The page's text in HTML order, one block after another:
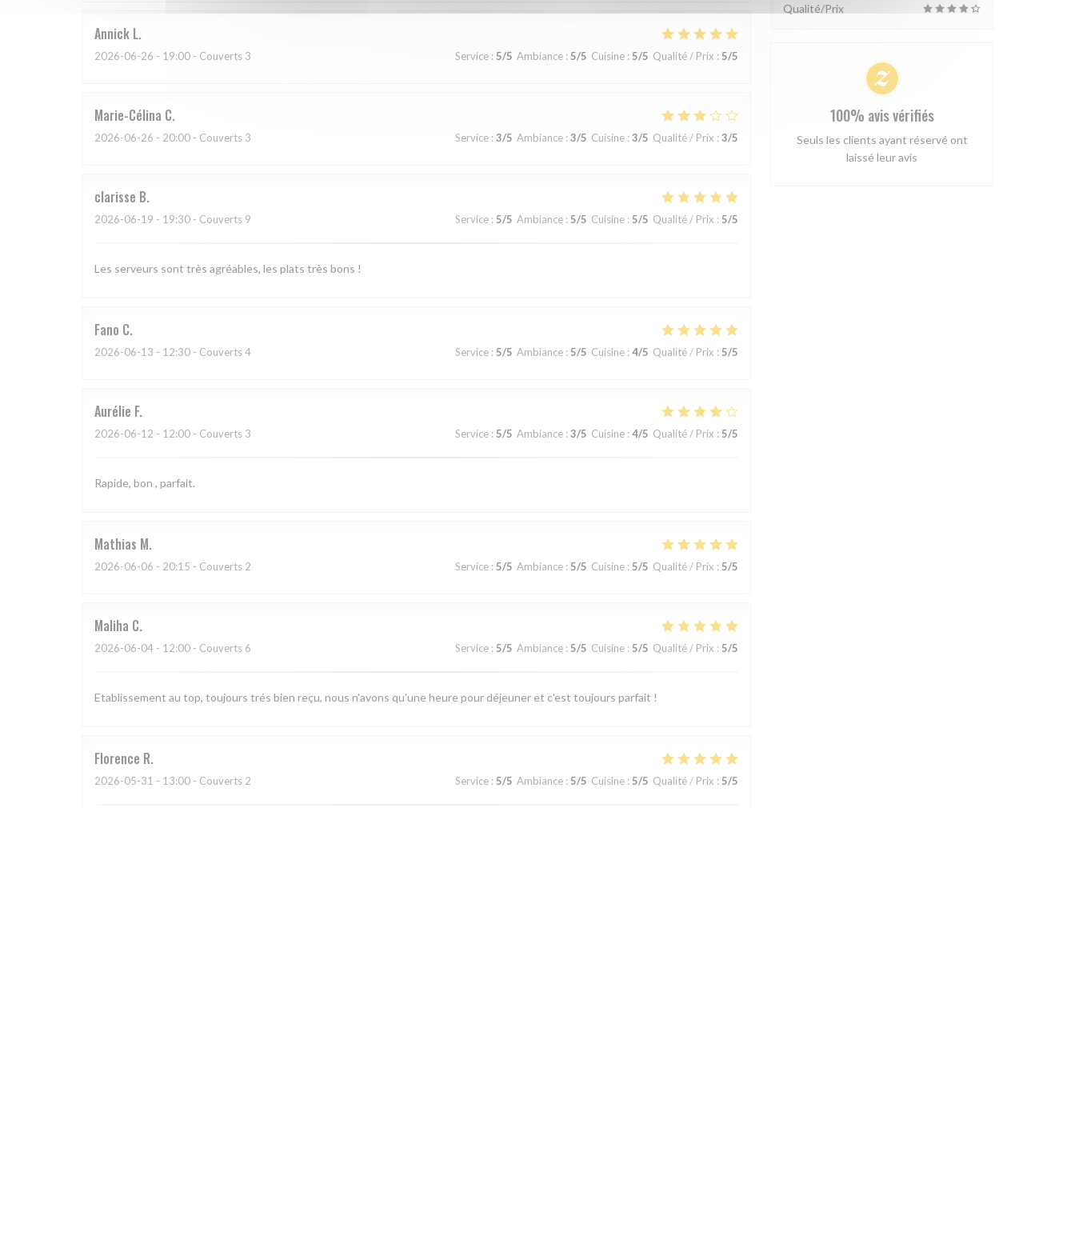
Annick L
2026-06-26 - 19:00 - Couverts 3 Service : 5/5 Ambiance : 5/5 Cuisine : 5/5 Qualité / Prix : 5/5
Marie-Célina C
2026-06-26 - 20:00 - Couverts 3 Service :3/5 Ambiance : 3/5 Cuisine :3/5 Qualité / Prix :3/5
clarisse B
2026-06-19 - 19:30 - Couverts 9 Service : 5/5 Ambiance : 5/5 Cuisine : 5/5 Qualité / Prix : 5/5
Les serveurs sont très agréables, les plats très bons !
Fano C
2026-06-13 - 12:30 - Couverts 4 Service : 5/5 Ambiance : 5/5 Cuisine : 4/5 Qualité / Prix : 5/5
Aurélie F
2026-06-12 - 12:00 - Couverts 3 Service : 5/5 Ambiance : 3/5 Cuisine : 4/5 Qualité / Prix : 5/5
Rapide, bon , parfait.
Mathias M
2026-06-06 - 20:15 - Couverts 2 Service : 5/5 Ambiance : 5/5 Cuisine : 5/5 Qualité / Prix : 5/5
Maliha C
2026-06-04 - 12:00 - Couverts 6 Service : 5/5 Ambiance : 5/5 Cuisine : 5/5 Qualité / Prix : 5/5
Etablissement au top, toujours trés bien reçu, nous n'avons qu'une heure pour déjeuner et c'est toujours parfait !
Florence R
2026-05-31 - 13:00 - Couverts 2 Service : 5/5 Ambiance : 5/5 Cuisine : 5/5 Qualité / Prix : 5/5
Qualité/Prix
100% avis vérifiés
Seuls les clients ayant réservé ont
laissé leur avis